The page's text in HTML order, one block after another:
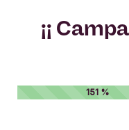
¡¡
151 %